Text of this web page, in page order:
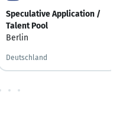
Speculative Application /
Talent Pool
Berlin
Deutschland